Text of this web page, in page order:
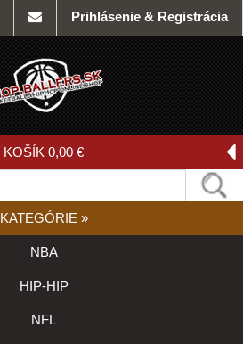
Prihlásenie & Registrácia
KOŠÍK 0,00 €
KATEGÓRIE »
NBA
HIP-HIP
NFL